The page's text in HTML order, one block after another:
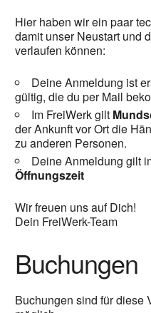
Hier haben wir ein paar
damit unser Neustart und
verlaufen können:
Deine Anmeldung ist
gültig, die du per Mail
Im FreiWerk gilt
der Ankunft vor Ort die
zu anderen Personen.
Deine Anmeldung gilt
Öffnungszeit
Wir freuen uns auf Dich!
Dein FreiWerk-Team
Buchungen
Buchungen sind für diese